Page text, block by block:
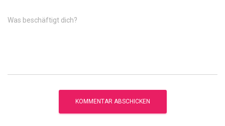
Was beschäftigt dich?